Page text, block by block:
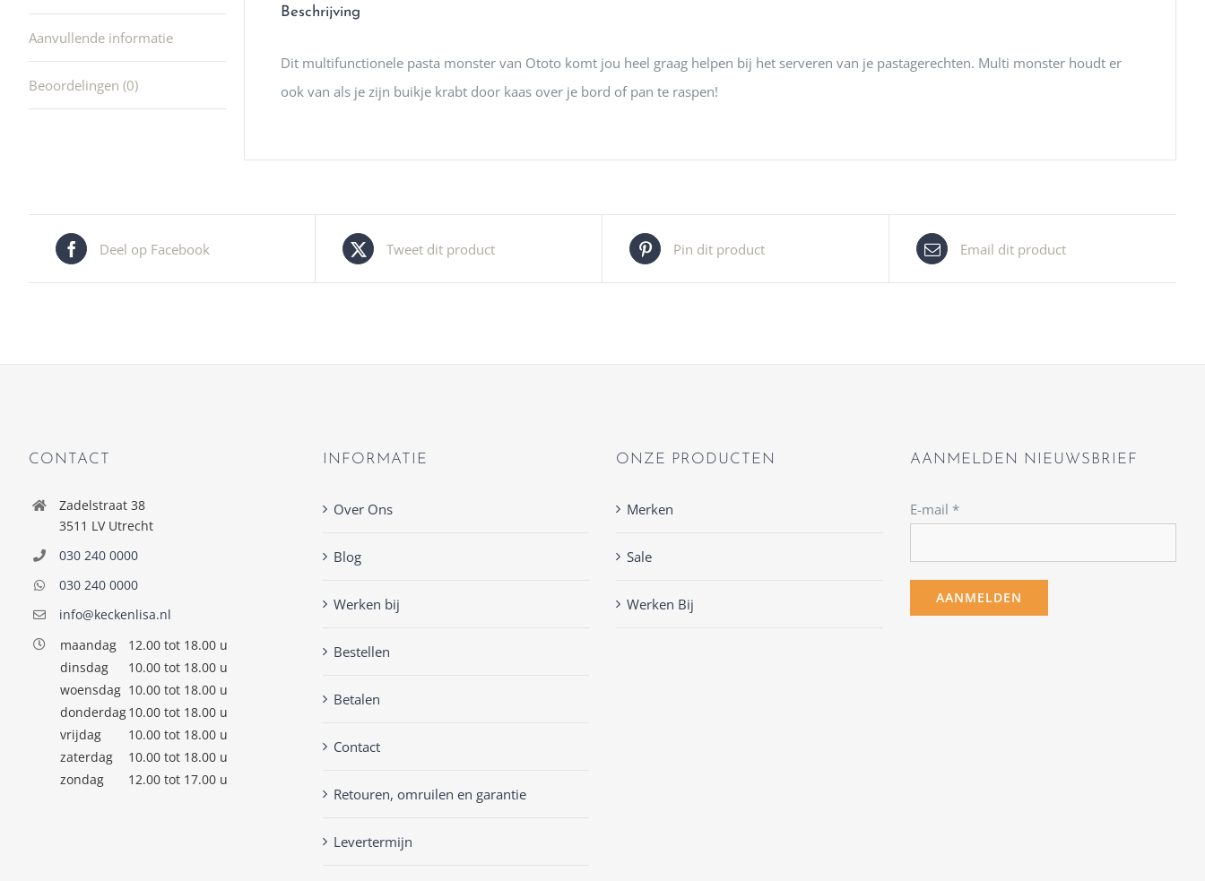
Aanvullende informatie
Beoordelingen (0)
Beschrijving
Dit multifunctionele pasta monster van Ototo komt jou heel graag helpen bij het serveren van je pastagerechten. Multi monster houdt er
ook van als je zijn buikje krabt door kaas over je bord of pan te raspen!
Deel op Facebook Tweet dit product Pin dit product Email dit product
CONTACT
Zadelstraat 38
3511 LV Utrecht
030 240 0000
030 240 0000
info@keckenlisa.nl
maandag
12.00 tot 18.00 u
dinsdag
10.00 tot 18.00 u
woensdag 10.00 tot 18.00 u
donderdag10.00 tot 18.00 u
vrijdag
10.00 tot 18.00 u
zaterdag
10.00 tot 18.00 u
zondag
12.00 tot 17.00 u
INFORMATIE
Over Ons
Blog
Werken bij
Bestellen
Betalen
Contact
Retouren, omruilen en garantie
Levertermijn
ONZE PRODUCTEN
Merken
Sale
Werken Bij
AANMELDEN NIEUWSBRIEF
E-mail *